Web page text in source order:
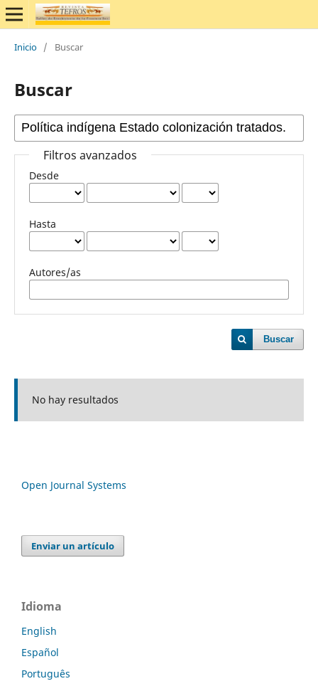
Inicio / Buscar
Buscar
Filtros avanzados
Desde
Hasta
Autores/as
Buscar
No hay resultados
Open Journal Systems
Enviar un artículo
Idioma
English
Español
Português